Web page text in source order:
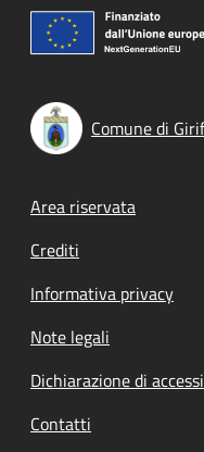
Comune di
Footer menu
Area riservata
Crediti
Informativa privacy
Note legali
Dichiarazione di
Contatti